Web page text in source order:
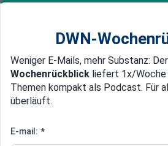
Newsticker MEIN DWN:
Edelmetalle DWN-Magazin
Ampel-Wahldebakel
DWN-
Weniger E-Mails, mehr Substanz: Der
Wochenrückblick liefert 1x/
Themen kompakt als Podcast. Für
überläuft.
E-mail: *